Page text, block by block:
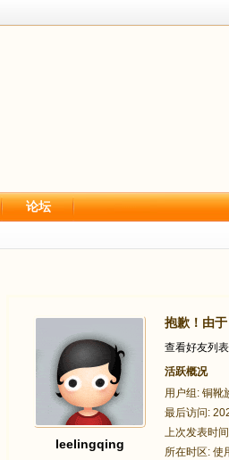
论坛
leelingqing
抱歉！由
查看好友列表
活跃概况
用户组: 铜靴
最后访问:
上次发表时
所在时区: 使